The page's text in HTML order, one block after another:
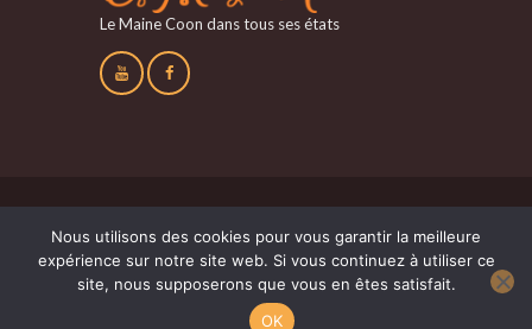
Le Maine Coon dans tous ses états
N° SIRET:750 389 306 00010 et N°CETAC : C-
1495 / Ofmagicarcadia © 2017 - 2018 Tous
droits réservés / Réalisation
Nous utilisons des cookies pour vous garantir la meilleure
expérience sur notre site web. Si vous continuez à utiliser ce
site, nous supposerons que vous en êtes satisfait.
OK